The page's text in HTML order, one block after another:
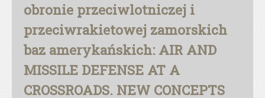
obronie przeciwlotniczej i
przeciwrakietowej zamorskich
baz amerykańskich: AIR AND
MISSILE DEFENSE AT A
CROSSROADS. NEW CONCEPTS